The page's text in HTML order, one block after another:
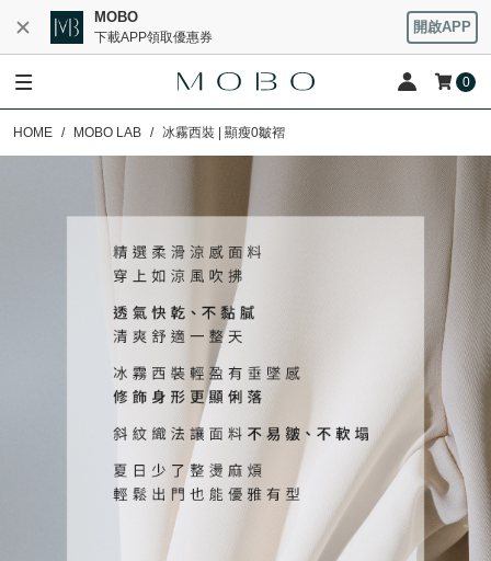
MOBO
下載APP領取優惠券
開啟APP
0
HOME MOBO LAB 冰霧西裝 | 顯瘦0皺褶